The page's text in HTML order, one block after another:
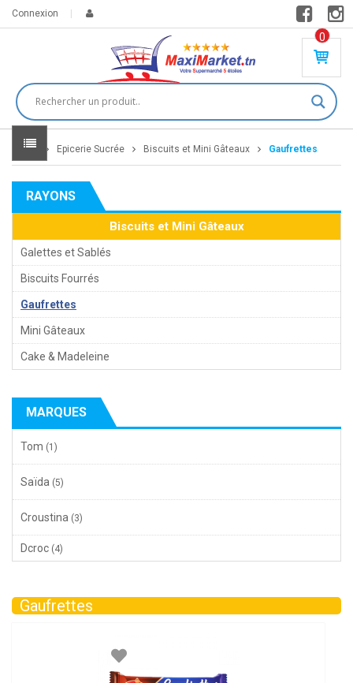
Connexion
0
PR
DU
IT(
S)
DT
Home Epicerie Sucrée Biscuits et Mini Gâteaux Gaufrettes
RAYONS
Biscuits et Mini Gâteaux
Galettes et Sablés
Biscuits Fourrés
Gaufrettes
Mini Gâteaux
Cake & Madeleine
MARQUES
Tom (1)
Saïda (5)
Croustina (3)
Dcroc (4)
Gaufrettes